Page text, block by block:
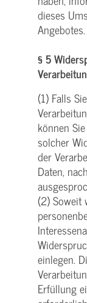
dieses
Angebotes.
§ 5
(1) Falls
können
solcher
der
Daten,
(2) Soweit
einlegen.
Erfüllung